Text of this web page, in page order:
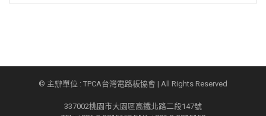
© 主辦單位 : TPCA台灣電路板協會 | All Rights Reserved
337002桃園市大園區高鐵北路二段147號